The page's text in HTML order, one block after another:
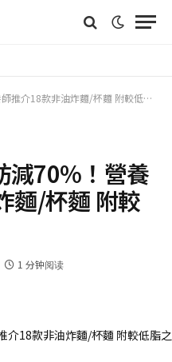
介18款非油炸麵/杯麵 附較低脂之選
減70%！營養
麵/杯麵 附較
1 分钟阅读